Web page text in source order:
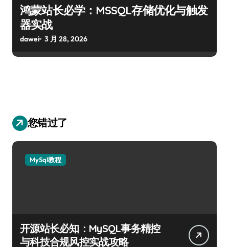
鸿蒙站长必学：MSSQL存储优化与触发
器实战
dawei 3 月 28, 2026
您错过了
MySql教程
开源站长必知：MySQL事务精控
与科技合规风控实战攻略